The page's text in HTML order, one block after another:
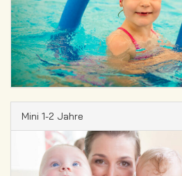
Mini 1-2 Jahre